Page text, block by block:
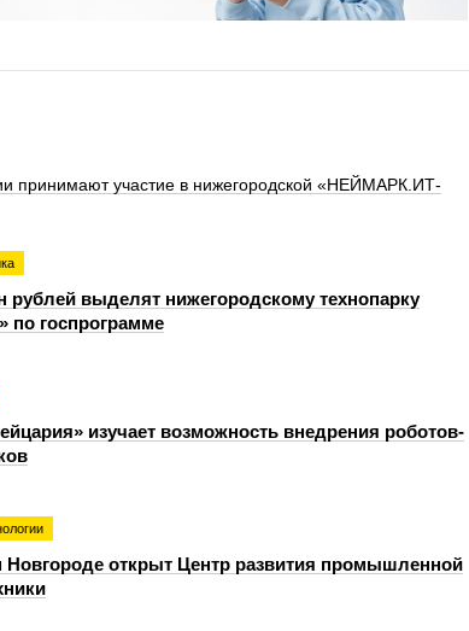
принимают участие в нижегородской «НЕЙМАРК.ИТ-
рублей выделят нижегородскому технопарку
по госпрограмме
изучает возможность внедрения роботов-
открыт Центр развития промышленной